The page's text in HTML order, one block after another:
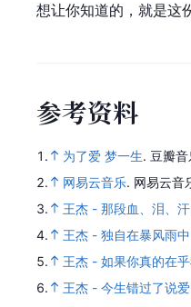
想让你知道的，就是这
参考资料
1. 为了爱 梦一生. 豆瓣
2.
网易云音乐. 网易云音
3.
王杰 - 那段血、泪、
4.
王杰 - 独自在暴风雨中
5.
王杰 - 如果你真的在
6.
王杰 - 今生错过了说爱